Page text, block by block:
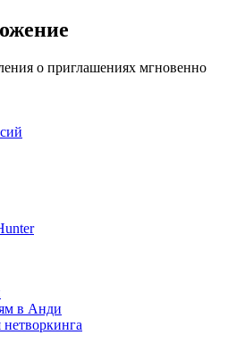
о приглашениях мгновенно
в Анди
нетворкинга